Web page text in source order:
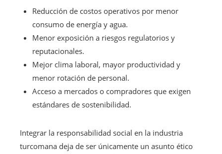
Reducción de costos operativos por menor
consumo de energía y agua.
Menor exposición a riesgos regulatorios y
reputacionales.
Mejor clima laboral, mayor productividad y
menor rotación de personal.
Acceso a mercados o compradores que exigen
estándares de sostenibilidad.
Integrar la responsabilidad social en la industria
turcomana deja de ser únicamente un asunto ético